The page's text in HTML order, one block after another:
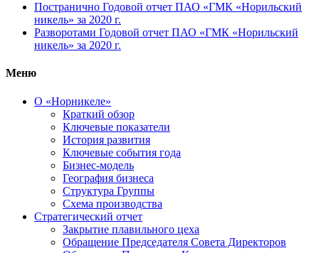
Постранично Годовой отчет ПАО «ГМК «Норильский
никель» за 2020 г.
Разворотами Годовой отчет ПАО «ГМК «Норильский
никель» за 2020 г.
Меню
О «Норникеле»
Краткий обзор
Ключевые показатели
История развития
Ключевые события года
Бизнес-модель
География бизнеса
Структура Группы
Схема производства
Стратегический отчет
Закрытие плавильного цеха
Обращение Председателя Совета Директоров